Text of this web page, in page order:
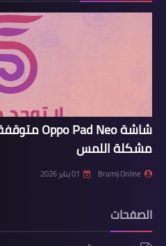
مشكلة اللمس
Bramij Online 01 يناير 2026
الصفحات